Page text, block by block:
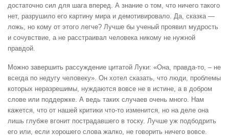
достаточно сил для шага вперед. А знание о том, что ничего такого
нет, разрушило его картину мира и демотивировало. Да, сказка —
ложь, но кому от этого легче? Лучше бы ученый проявил мудрость
и сочувствие, а не расстраивал человека никому не нужной
правдой.
Можно завершить рассуждение цитатой Луки: «Она, правда-то, – не
всегда по недугу человеку». Он хотел сказать, что люди, проблемы
которых неразрешимы, нуждаются вовсе не в истине, а в добром
слове или поддержке. А ведь таких случаев очень много. Нам
кажется, что от нашей критики что-то изменится, но на деле она
лишь глубже вгонит пострадавшего в тоску. Лучше уж подбодрить
его или, если хорошего слова жалко, не говорить ничего вовсе.